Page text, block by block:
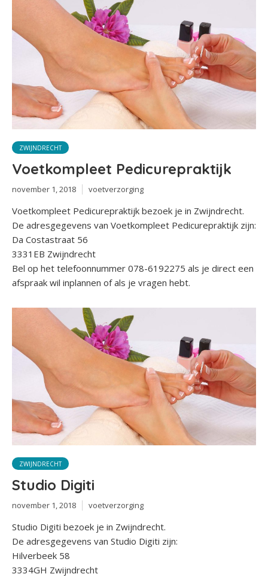
ZWIJNDRECHT
Voetkompleet Pedicurepraktijk
november 1, 2018 voetverzorging
Voetkompleet Pedicurepraktijk bezoek je in Zwijndrecht.
De adresgegevens van Voetkompleet Pedicurepraktijk zijn:
Da Costastraat 56
3331EB Zwijndrecht
Bel op het telefoonnummer 078-6192275 als je direct een
afspraak wil inplannen of als je vragen hebt.
ZWIJNDRECHT
Studio Digiti
november 1, 2018 voetverzorging
Studio Digiti bezoek je in Zwijndrecht.
De adresgegevens van Studio Digiti zijn:
Hilverbeek 58
3334GH Zwijndrecht